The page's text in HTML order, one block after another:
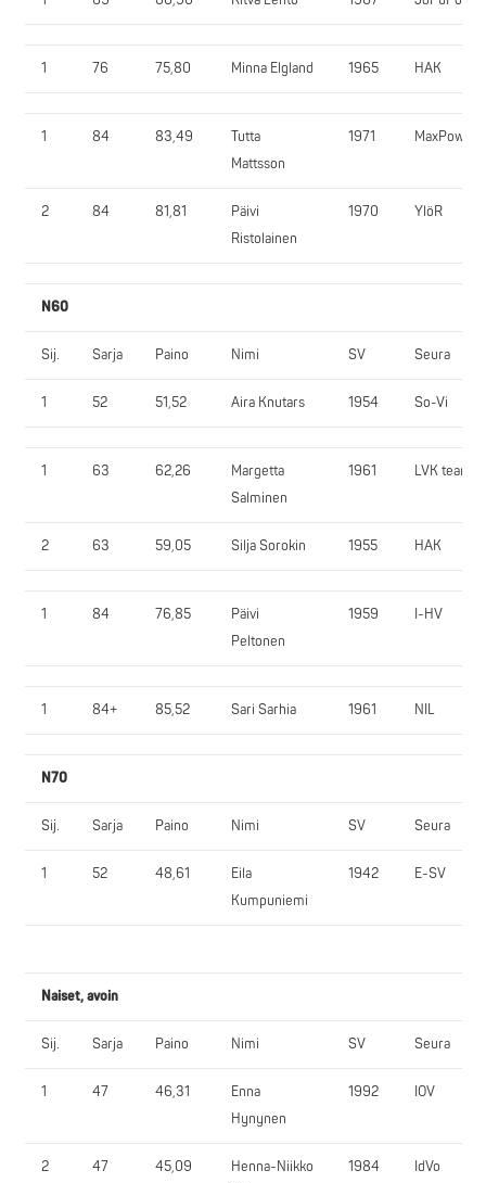
1 76 75,80 Minna Elgland 1965 HAK
1 84 83,49
Tutta
Mattsson
1971 MaxPower
2 84 81,81
Päivi
Ristolainen
1970 YlöR
N60
Sij. Sarja Paino Nimi SV Seura
1 52 51,52 Aira Knutars 1954 So-Vi
1 63 62,26
Margetta
Salminen
1961 LVK team
2 63 59,05 Silja Sorokin 1955 HAK
1 84 76,85
Päivi
Peltonen
1959 I-HV
1 84+ 85,52 Sari Sarhia 1961 NIL
N70
Sij. Sarja Paino Nimi SV Seura
1 52 48,61
Eila
Kumpuniemi
1942 E-SV
Naiset, avoin
Sij. Sarja Paino Nimi SV Seura
1 47 46,31
Enna
Hynynen
1992 IOV
2 47 45,09
Henna-Niikko
1984 IdVo